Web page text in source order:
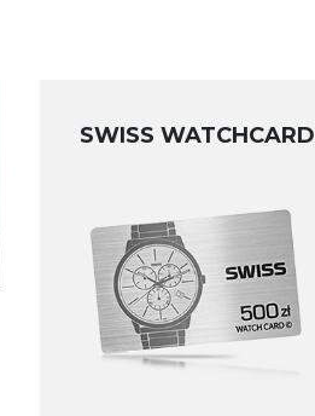
SWISS WATCHCARD